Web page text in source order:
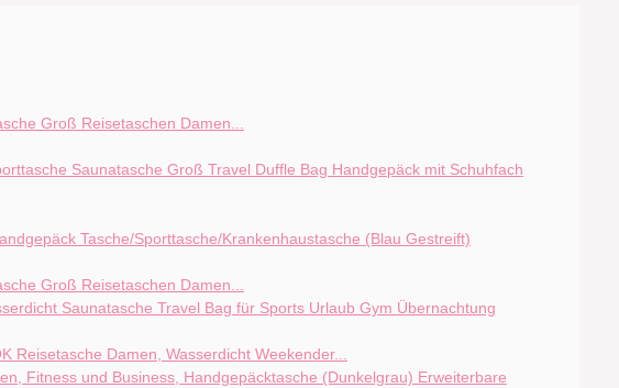
Groß Reisetaschen Damen...
Groß Reisetaschen Damen...
Reisetasche Damen, Wasserdicht Weekender...
Erweiterbare